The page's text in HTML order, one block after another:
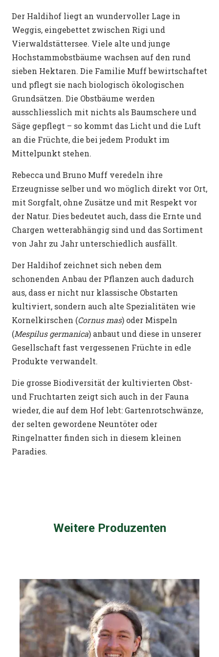
Der Haldihof liegt an wundervoller Lage in
Weggis, eingebettet zwischen Rigi und
Vierwaldstättersee. Viele alte und junge
Hochstammobstbäume wachsen auf den rund
sieben Hektaren. Die Familie Muff bewirtschaftet
und pflegt sie nach biologisch ökologischen
Grundsätzen. Die Obstbäume werden
ausschliesslich mit nichts als Baumschere und
Säge gepflegt – so kommt das Licht und die Luft
an die Früchte, die bei jedem Produkt im
Mittelpunkt stehen.
Rebecca und Bruno Muff veredeln ihre
Erzeugnisse selber und wo möglich direkt vor Ort,
mit Sorgfalt, ohne Zusätze und mit Respekt vor
der Natur. Dies bedeutet auch, dass die Ernte und
Chargen wetterabhängig sind und das Sortiment
von Jahr zu Jahr unterschiedlich ausfällt.
Der Haldihof zeichnet sich neben dem
schonenden Anbau der Pflanzen auch dadurch
aus, dass er nicht nur klassische Obstarten
kultiviert, sondern auch alte Spezialitäten wie
Kornelkirschen (Cornus mas) oder Mispeln
(Mespilus germanica) anbaut und diese in unserer
Gesellschaft fast vergessenen Früchte in edle
Produkte verwandelt.
Die grosse Biodiversität der kultivierten Obst-
und Fruchtarten zeigt sich auch in der Fauna
wieder, die auf dem Hof lebt: Gartenrotschwänze,
der selten gewordene Neuntöter oder
Ringelnatter finden sich in diesem kleinen
Paradies.
Weitere Produzenten